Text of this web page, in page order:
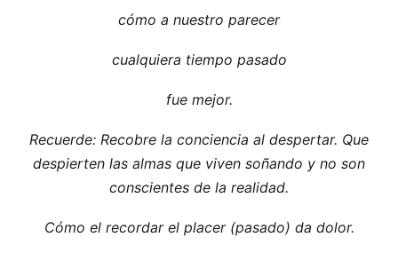
cómo a nuestro parecer
cualquiera tiempo pasado
fue mejor.
Recuerde: Recobre la conciencia al despertar. Que
despierten las almas que viven soñando y no son
conscientes de la realidad.
Cómo el recordar el placer (pasado) da dolor.